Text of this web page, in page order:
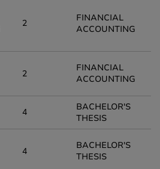
2
FINANCIAL
ACCOUNTING
2
FINANCIAL
ACCOUNTING
4
BACHELOR'S
THESIS
4
BACHELOR'S
THESIS